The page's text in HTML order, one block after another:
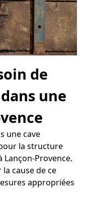
de
une
une cave
la structure
Provence.
cause de ce
appropriées